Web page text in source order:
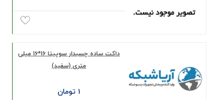
داکت ساده چسبدار سوپیتا 16*16 میلی‌
متری (سفید)
1 تومان